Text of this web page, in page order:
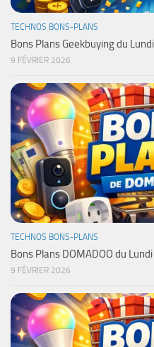
TECHNOS BONS-PLANS
Bons Plans Geekbuying du
9 FÉVRIER 2026
TECHNOS BONS-PLANS
Bons Plans DOMADOO du
9 FÉVRIER 2026